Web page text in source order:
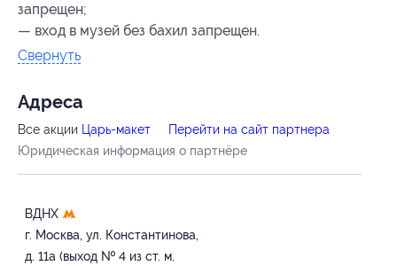
запрещен;
— вход в музей без бахил запрещен.
Свернуть
Адресa
Все акции Царь-макет
Перейти на сайт партнера
Юридическая информация о партнёре
ВДНХ
г. Москва, ул. Константинова,
д. 11а (выход № 4 из ст. м.